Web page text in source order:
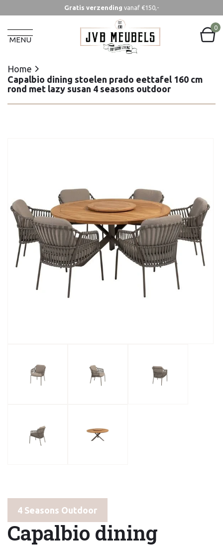
Gratis verzending vanaf €150,-
MENU
0
Home
Capalbio dining stoelen prado eettafel 160 cm
rond met lazy susan 4 seasons outdoor
Home
Capalbio dining stoelen prado eettafel 160 cm
rond met lazy susan 4 seasons outdoor
4 Seasons Outdoor
Capalbio dining